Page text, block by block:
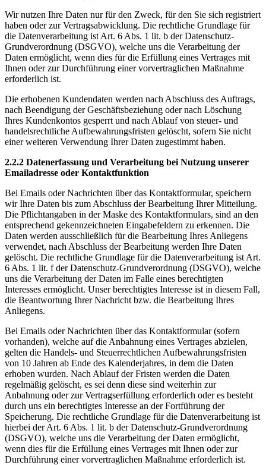
Wir nutzen Ihre Daten nur für den Zweck, für den Sie sich registriert
haben oder zur Vertragsabwicklung. Die rechtliche Grundlage für
die Datenverarbeitung ist Art. 6 Abs. 1 lit. b der Datenschutz-
Grundverordnung (DSGVO), welche uns die Verarbeitung der
Daten ermöglicht, wenn dies für die Erfüllung eines Vertrages mit
Ihnen oder zur Durchführung einer vorvertraglichen Maßnahme
erforderlich ist.
Die erhobenen Kundendaten werden nach Abschluss des Auftrags,
nach Beendigung der Geschäftsbeziehung oder nach Löschung
Ihres Kundenkontos gesperrt und nach Ablauf von steuer- und
handelsrechtliche Aufbewahrungsfristen gelöscht, sofern Sie nicht
einer weiteren Verwendung Ihrer Daten zugestimmt haben.
2.2.2 Datenerfassung und Verarbeitung bei Nutzung unserer
Emailadresse oder Kontaktfunktion
Bei Emails oder Nachrichten über das Kontaktformular, speichern
wir Ihre Daten bis zum Abschluss der Bearbeitung Ihrer Mitteilung.
Die Pflichtangaben in der Maske des Kontaktformulars, sind an den
entsprechend gekennzeichneten Eingabefeldern zu erkennen. Die
Daten werden ausschließlich für die Bearbeitung Ihres Anliegens
verwendet, nach Abschluss der Bearbeitung werden Ihre Daten
gelöscht. Die rechtliche Grundlage für die Datenverarbeitung ist Art.
6 Abs. 1 lit. f der Datenschutz-Grundverordnung (DSGVO), welche
uns die Verarbeitung der Daten im Falle eines berechtigten
Interesses ermöglicht. Unser berechtigtes Interesse ist in diesem Fall,
die Beantwortung Ihrer Nachricht bzw. die Bearbeitung Ihres
Anliegens.
Bei Emails oder Nachrichten über das Kontaktformular (sofern
vorhanden), welche auf die Anbahnung eines Vertrages abzielen,
gelten die Handels- und Steuerrechtlichen Aufbewahrungsfristen
von 10 Jahren ab Ende des Kalenderjahres, in dem die Daten
erhoben wurden. Nach Ablauf der Fristen werden die Daten
regelmäßig gelöscht, es sei denn diese sind weiterhin zur
Anbahnung oder zur Vertragserfüllung erforderlich oder es besteht
durch uns ein berechtigtes Interesse an der Fortführung der
Speicherung. Die rechtliche Grundlage für die Datenverarbeitung ist
hierbei der Art. 6 Abs. 1 lit. b der Datenschutz-Grundverordnung
(DSGVO), welche uns die Verarbeitung der Daten ermöglicht,
wenn dies für die Erfüllung eines Vertrages mit Ihnen oder zur
Durchführung einer vorvertraglichen Maßnahme erforderlich ist.